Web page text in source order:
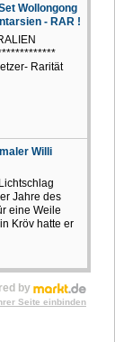
Wollongong
- RAR !
Rarität
Willi
Jahre des
eine Weile
Kröv hatte er
by
Seite einbinden